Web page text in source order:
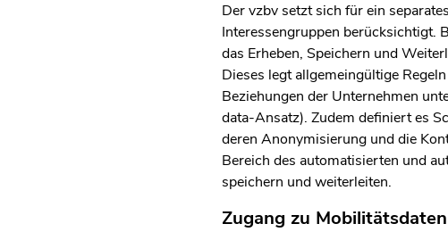
Der vzbv setzt sich für ein
Interessengruppen berücksichtigt.
das Erheben, Speichern und
Dieses legt allgemeingültige
Beziehungen der Unternehmen
data-Ansatz). Zudem definiert es
deren Anonymisierung und die
Bereich des automatisierten und
speichern und weiterleiten.
Zugang zu